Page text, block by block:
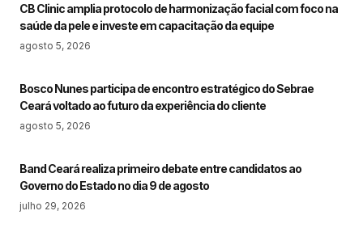
CB Clinic amplia protocolo de harmonização facial com foco na
saúde da pele e investe em capacitação da equipe
agosto 5, 2026
Bosco Nunes participa de encontro estratégico do Sebrae
Ceará voltado ao futuro da experiência do cliente
agosto 5, 2026
Band Ceará realiza primeiro debate entre candidatos ao
Governo do Estado no dia 9 de agosto
julho 29, 2026